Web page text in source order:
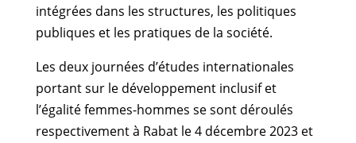
intégrées dans les structures, les politiques
publiques et les pratiques de la société.
Les deux journées d’études internationales
portant sur le développement inclusif et
l’égalité femmes-hommes se sont déroulés
respectivement à Rabat le 4 décembre 2023 et